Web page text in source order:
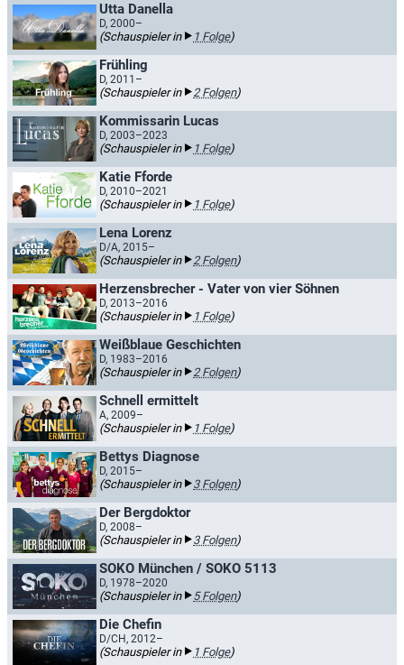
Utta Danella
D, 2000–
(Schauspieler in 1 Folge)
Frühling
D, 2011–
(Schauspieler in 2 Folgen)
Kommissarin Lucas
D, 2003–2023
(Schauspieler in 1 Folge)
Katie Fforde
D, 2010–2021
(Schauspieler in 1 Folge)
Lena Lorenz
D/A, 2015–
(Schauspieler in 2 Folgen)
Herzensbrecher - Vater von vier Söhnen
D, 2013–2016
(Schauspieler in 1 Folge)
Weißblaue Geschichten
D, 1983–2016
(Schauspieler in 2 Folgen)
Schnell ermittelt
A, 2009–
(Schauspieler in 1 Folge)
Bettys Diagnose
D, 2015–
(Schauspieler in 3 Folgen)
Der Bergdoktor
D, 2008–
(Schauspieler in 3 Folgen)
SOKO München / SOKO 5113
D, 1978–2020
(Schauspieler in 5 Folgen)
Die Chefin
D/CH, 2012–
(Schauspieler in 1 Folge)